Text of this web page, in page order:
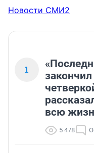
Новости СМИ2
1
всю
5 478